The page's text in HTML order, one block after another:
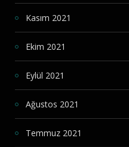
Kasım 2021
Ekim 2021
Eylül 2021
Ağustos 2021
Temmuz 2021